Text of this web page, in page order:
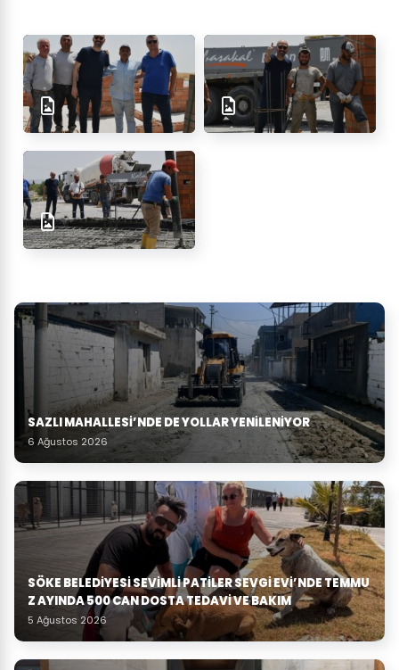
SAZLI MAHALLESİ’NDE DE YOLLAR YENİLENİYOR
6 Ağustos 2026
SÖKE BELEDIYESI SEVIMLI PATILER SEVGI EVI’NDE TEMMU
Z AYINDA 500 CAN DOSTA TEDAVI VE BAKIM
5 Ağustos 2026